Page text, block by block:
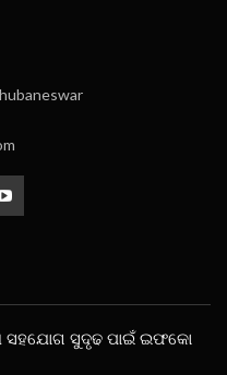
ସହଯୋଗ ସୁଦୃଢ ପାଇଁ ଇଫକୋ